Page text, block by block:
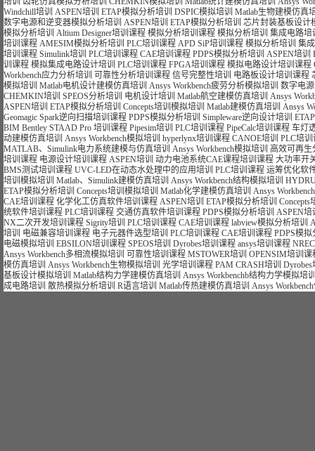
Windchill培训 ASPEN培训 ETAP模拟分析培训 DSPIC模拟培训 Matlab生物建模仿真
数字电源和逆变器模拟分析培训 ASPEN培训 ETAP模拟分析培训 芯片封装基板设计
模拟分析培训 Altium Designer培训课程 模拟分析培训课程 模拟分析培训 集成电路培
培训课程 AMESIM模拟分析培训 PLC培训课程 APD SiP培训课程 模拟分析培训 集
培训课程 Simulink培训 PLC培训课程 CAE培训课程 PDPS模拟分析培训 ASPEN培训
训课程 模拟集成电路设计培训 PLC培训课程 FPGA培训课程 模拟电路设计培训课程
Workbench应力分析培训 可靠性分析培训课程 信号完整性培训 电路板设计培训课程
模拟培训 Matlab电机设计建模仿真培训 Ansys Workbench疲劳分析模拟培训 数字电
CHEMKIN培训 SPEOS分析培训 电机设计培训 Matlab航空建模仿真培训 Ansys
ASPEN培训 ETAP模拟分析培训 Concepts培训模拟培训 Matlab建模仿真培训 Ansys
Geomagic Spark逆向扫描培训课程 PDPS模拟分析培训 Simpleware逆向设计培训
BIM Bentley STAAD Pro 培训课程 Pipesim培训 PLC培训课程 PipeCalc培训课程 车灯
动建模仿真培训 Ansys Workbench模拟培训 hyperlynx培训课程 CANOE培训 PLC培训
MATLAB、Simulink电力系统建模与仿真培训 Ansys Workbench模拟培训 高效可再生
培训课程 电源设计培训课程 ASPEN培训 动力电池系统CAE课程培训课程 大功率开
BMS测试培训课程 UVC-LED在动态水处理中的应用培训 PLC培训课程 运筹优化软
培训模拟培训 Matlab、Simulink建模仿真培训 Ansys Workbench结构模拟培训
ETAP模拟分析培训 Concepts培训模拟培训 Matlab化学建模仿真培训 Ansys
CAE培训课程 化学化工仿真软件培训课程 ASPEN培训 ETAP模拟分析培训 Concepts
统软件培训课程 PLC培训课程 交通仿真软件培训课程 PDPS模拟分析培训 ASPEN培
NX二次开发培训课程 Sigrity培训 PLC培训课程 CAE培训课程 labview模拟分析培训
培训 电磁兼容培训课程 电子元器件选型培训 PLC培训课程 CAE培训课程 PDPS模
电磁模拟培训 EBSILON培训课程 SPEOS培训 Dyrobes培训课程 ansys培训课程
Ansys Workbench多相流模拟培训 可靠性培训课程 MSTOWER培训 OPENSIM培训课
模仿真培训 Ansys Workbench生物模拟培训 光学培训课程 PAM CRASH培训
基板设计模拟培训 Matlab结构力学建模仿真培训 Ansys Workbenchb结构力学模拟培
成电路培训 散热模拟分析培训 R语言培训 Matlab传热建模仿真培训 Ansys